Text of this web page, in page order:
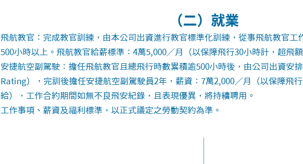
（二）就業
飛航教官：完成教官訓練，由本公司出資進行教官標準化訓練，從事飛航教官工
500小時以上。飛航教官給薪標準：4萬5,000／月（以保障飛行30小時計，超飛額
安捷航空副駕駛：擔任飛航教官且總飛行時數累積逾500小時後，由公司出資安
Rating），完訓後擔任安捷航空副駕駛員2年，薪資：7萬2,000／月（以保障飛
給），工作合約期間如無不良飛安紀錄，且表現優異，將持續聘用。
工作事項、薪資及福利標準，以正式議定之勞動契約為準。